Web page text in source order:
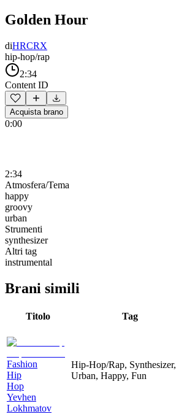
Golden Hour
diHRCRX
hip-hop/rap
2:34
Content ID
Acquista brano
0:00
2:34
Atmosfera/Tema
happy
groovy
urban
Strumenti
synthesizer
Altri tag
instrumental
Brani simili
Titolo Tag
Fashion
Hip
Hop
Yevhen
Lokhmatov
Hip-Hop/Rap, Synthesizer,
Urban, Happy, Fun